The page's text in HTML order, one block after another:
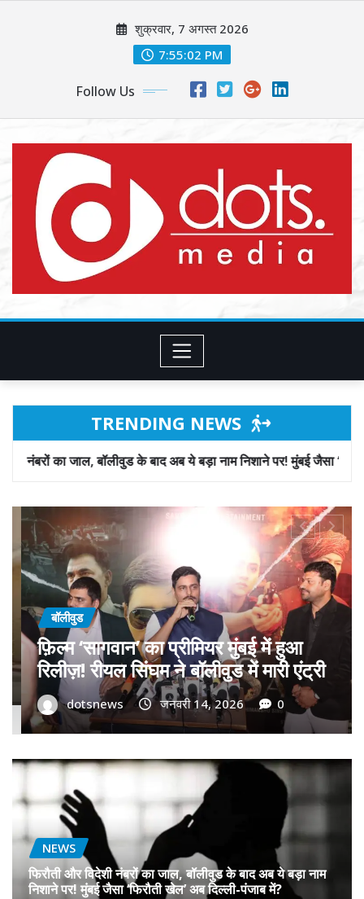
शुक्रवार, 7 अगस्त 2026
7:55:04 PM
Follow Us
TRENDING NEWS
के बाद अब ये बड़ा नाम निशाने पर! मुंबई जैसा ‘फिरौती खेल’ अब दिल्ली-पंजाब
बॉलीवुड
गोवा मुख्यमंत्री डॉ. प्रमोद सावंत का ‘गोदान’
को बड़ा समर्थन; पोस्टर विमोचन कर मथुरा से
फिल्म गोदान की टीम का बढ़ाया मान!
dotsnews जनवरी 9, 2026 0
NEWS
फिरौती और विदेशी नंबरों का जाल, बॉलीवुड के बाद अब ये बड़ा नाम
निशाने पर! मुंबई जैसा ‘फिरौती खेल’ अब दिल्ली-पंजाब में?